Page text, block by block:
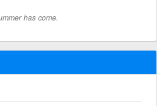
has come.